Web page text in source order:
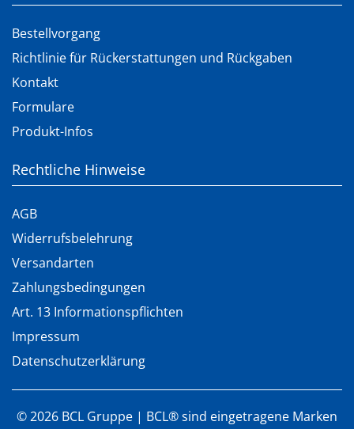
Bestellvorgang
Richtlinie für Rückerstattungen und Rückgaben
Kontakt
Formulare
Produkt-Infos
Rechtliche Hinweise
AGB
Widerrufsbelehrung
Versandarten
Zahlungsbedingungen
Art. 13 Informationspflichten
Impressum
Datenschutzerklärung
©2026 BCL Gruppe | BCL® sind eingetragene Marken